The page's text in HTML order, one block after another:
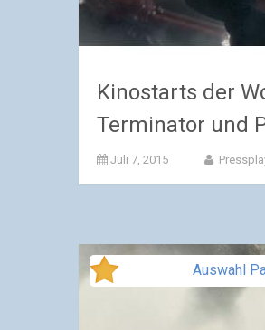
Kinostarts der
Terminator und
Juli 7, 2015
Auswahl